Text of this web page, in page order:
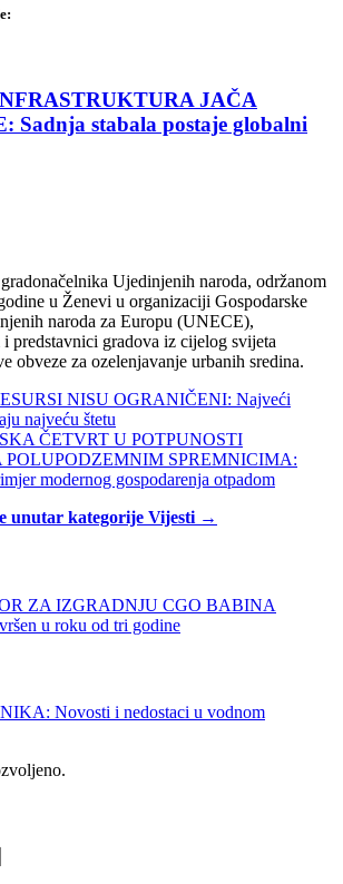
JAČA
Sadnja stabala postaje globalni
Ujedinjenih naroda, održanom
u Ženevi u organizaciji Gospodarske
naroda za Europu (UNECE),
i predstavnici gradova iz cijelog svijeta
obveze za ozelenjavanje urbanih sredina.
NISU OGRANIČENI: Najveći
najveću štetu
ČETVRT U POTPUNOSTI
POLUPODZEMNIM SPREMNICIMA:
modernog gospodarenja otpadom
unutar kategorije Vijesti →
ZA IZGRADNJU CGO BABINA
u roku od tri godine
Novosti i nedostaci u vodnom